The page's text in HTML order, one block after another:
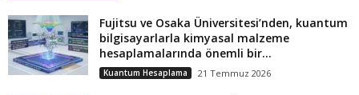
Fujitsu ve Osaka Üniversitesi’nden, kuantum
bilgisayarlarla kimyasal malzeme
hesaplamalarında önemli bir...
Kuantum Hesaplama 21 Temmuz 2026